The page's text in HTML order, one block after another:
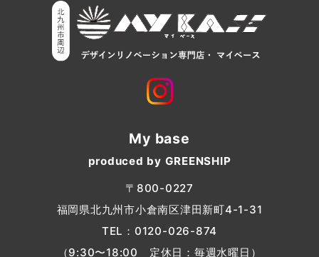
My base
produced by GREENSHIP
〒800-0227
福岡県北九州市小倉南区津田新町4-1-31
TEL： 0120-026-874
（9:30〜18:00 定休日：毎週水曜日）